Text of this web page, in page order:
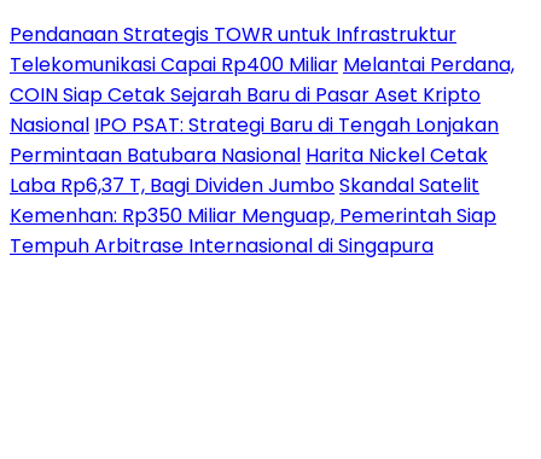
Pendanaan Strategis TOWR untuk Infrastruktur
Telekomunikasi Capai Rp400 Miliar Melantai Perdana,
COIN Siap Cetak Sejarah Baru di Pasar Aset Kripto
Nasional IPO PSAT: Strategi Baru di Tengah Lonjakan
Permintaan Batubara Nasional Harita Nickel Cetak
Laba Rp6,37 T, Bagi Dividen JumboSkandal Satelit
Kemenhan: Rp350 Miliar Menguap, Pemerintah Siap
Tempuh Arbitrase Internasional di Singapura